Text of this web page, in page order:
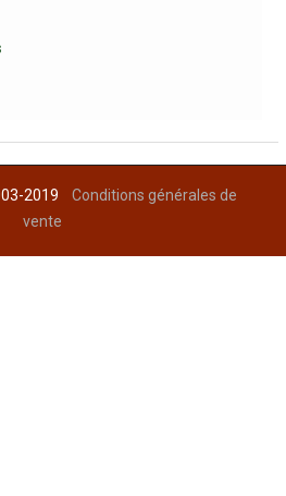
2019Conditions générales de
vente